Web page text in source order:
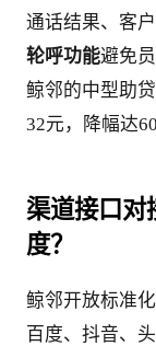
通话结果、客
轮呼功能避免
鲸邻的中型助
32元，降幅达
渠道接口对
度？
鲸邻开放标准
百度、抖音、